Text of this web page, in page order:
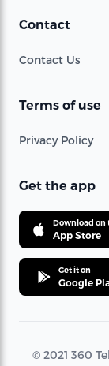
Contact
Contact Us
Terms of use
Privacy Policy
Get the app
Download on
App Store
Get it on
Google
© 2021 360